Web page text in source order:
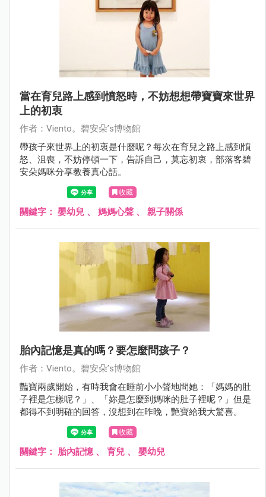
當在育兒路上感到憤怒時，不妨想想帶寶寶來世界
上的初衷
作者：Viento。碧安朵’s博物館
帶孩子來世界上的初衷是什麼呢？每次在育兒之路上感到憤
怒、沮喪，不妨停頓一下，告訴自己，莫忘初衷，部落客碧
安朵媽咪分享教養真心話。
收藏
關鍵字： 嬰幼兒 、 媽媽心聲 、 親子關係
胎內記憶是真的嗎？要怎麼問孩子？
作者：Viento。碧安朵’s博物館
豔寶兩歲開始，有時我會在睡前小小聲地問她：「媽媽的肚
子裡是怎樣呢？」、「妳是怎麼到媽咪的肚子裡呢？」但是
都得不到明確的回答，沒想到在昨晚，艷寶給我大驚喜。
收藏
關鍵字： 胎內記憶 、 育兒 、 嬰幼兒